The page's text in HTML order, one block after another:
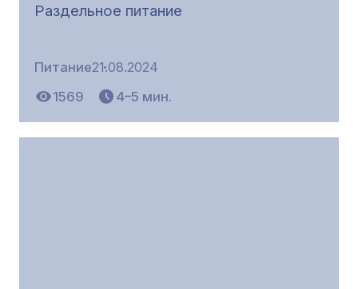
Раздельное питание
Питание21.08.2024
1569
4–5 мин.